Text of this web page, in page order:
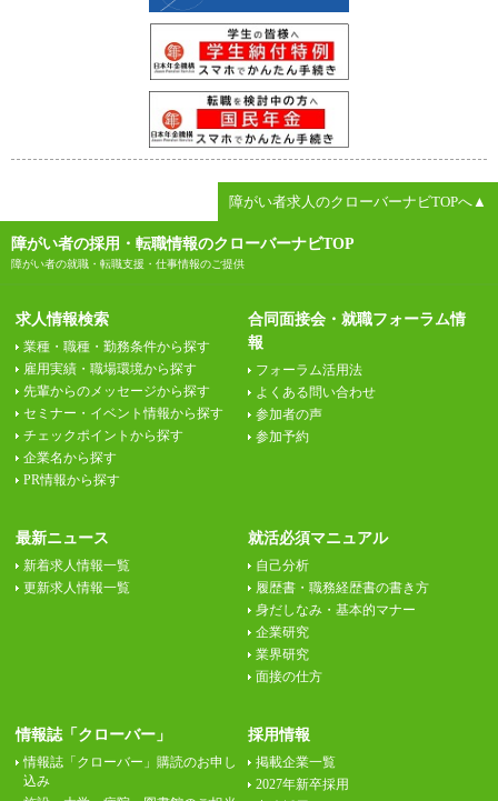
障がい者求人のクローバーナビTOPへ▲
障がい者の採用・転職情報のクローバーナビTOP
障がい者の就職・転職支援・仕事情報のご提供
求人情報検索
業種・職種・勤務条件から探す
雇用実績・職場環境から探す
先輩からのメッセージから探す
セミナー・イベント情報から探す
チェックポイントから探す
企業名から探す
PR情報から探す
合同面接会・就職フォーラム情
報
フォーラム活用法
よくある問い合わせ
参加者の声
参加予約
最新ニュース
新着求人情報一覧
更新求人情報一覧
就活必須マニュアル
自己分析
履歴書・職務経歴書の書き方
身だしなみ・基本的マナー
企業研究
業界研究
面接の仕方
情報誌「クローバー」
情報誌「クローバー」購読のお申し
込み
採用情報
掲載企業一覧
2027年新卒採用